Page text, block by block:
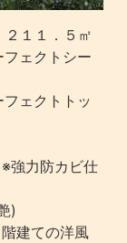
１１．５㎡
ェクトシー
ェクトトッ
強力防カビ仕
)
建ての洋風